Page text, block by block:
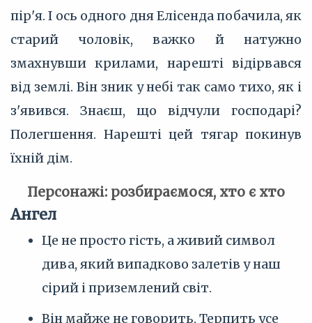
пір'я. І ось одного дня Елісенда побачила, як
старий чоловік, важко й натужно
змахнувши крилами, нарешті відірвався
від землі. Він зник у небі так само тихо, як і
з'явився. Знаєш, що відчули господарі?
Полегшення. Нарешті цей тягар покинув
їхній дім.
Персонажі: розбираємося, хто є хто
Ангел
Це не просто гість, а живий символ
дива, який випадково залетів у наш
сірий і приземлений світ.
Він майже не говорить. Терпить усе